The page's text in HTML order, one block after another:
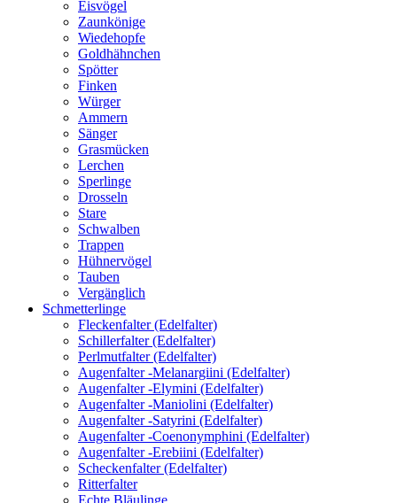
Eisvögel
Zaunkönige
Wiedehopfe
Goldhähnchen
Spötter
Finken
Würger
Ammern
Sänger
Grasmücken
Lerchen
Sperlinge
Drosseln
Stare
Schwalben
Trappen
Hühnervögel
Tauben
Vergänglich
Schmetterlinge
Fleckenfalter (Edelfalter)
Schillerfalter (Edelfalter)
Perlmutfalter (Edelfalter)
Augenfalter -Melanargiini (Edelfalter)
Augenfalter -Elymini (Edelfalter)
Augenfalter -Maniolini (Edelfalter)
Augenfalter -Satyrini (Edelfalter)
Augenfalter -Coenonymphini (Edelfalter)
Augenfalter -Erebiini (Edelfalter)
Scheckenfalter (Edelfalter)
Ritterfalter
Echte Bläulinge